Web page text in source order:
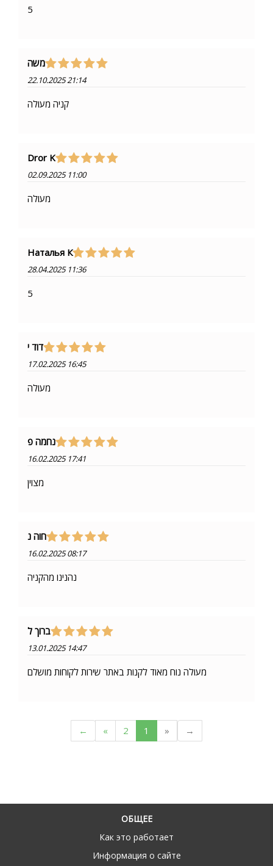
5
משה
22.10.2025 21:14
קניה מעולה
Dror K
02.09.2025 11:00
מעולה
Наталья К
28.04.2025 11:36
5
דוד י
17.02.2025 16:45
מעולה
נחמה פ
16.02.2025 17:41
מצוין
חוה נ
16.02.2025 08:17
נהנינו מהקניה
ברוך ל
13.01.2025 14:47
מעולה נוח מאוד לקנות באתר שירות לקוחות מושלם
→
«
1
2
»
←
ОБЩЕЕ
Как это работает
Информация о сайте